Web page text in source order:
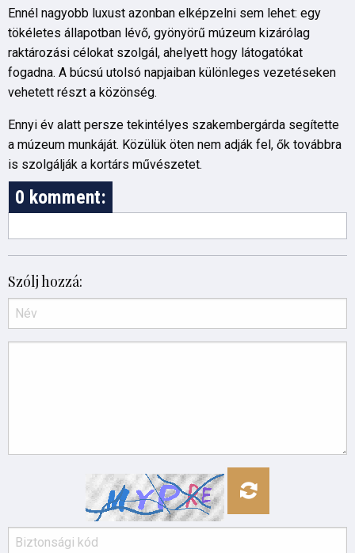
Ennél nagyobb luxust azonban elképzelni sem lehet: egy
tökéletes állapotban lévő, gyönyörű múzeum kizárólag
raktározási célokat szolgál, ahelyett hogy látogatókat
fogadna. A búcsú utolsó napjaiban különleges vezetéseken
vehetett részt a közönség.
Ennyi év alatt persze tekintélyes szakembergárda segítette
a múzeum munkáját. Közülük öten nem adják fel, ők továbbra
is szolgálják a kortárs művészetet.
0 komment:
Szólj hozzá: